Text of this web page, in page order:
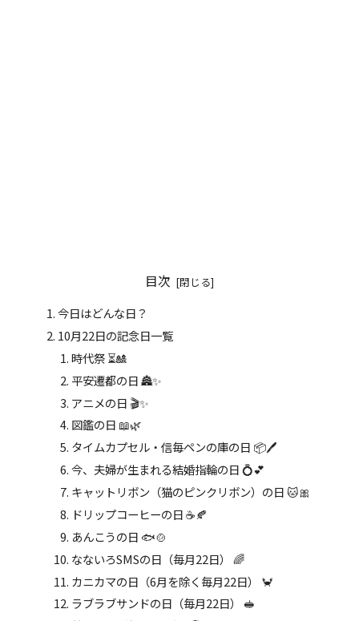
目次
今日はどんな日？
10月22日の記念日一覧
時代祭 ⏳🎎
平安遷都の日 🏯✨
アニメの日 🎬✨
図鑑の日 📖🌿
タイムカプセル・信毎ペンの庫の日 📦🖊️
今、夫婦が生まれる結婚指輪の日 💍💕
キャットリボン（猫のピンクリボン）の日 🐱🎀
ドリップコーヒーの日 ☕🍂
あんこうの日 🐟🍲
なないろSMSの日（毎月22日） 🌈
カニカマの日（6月を除く毎月22日） 🦀
ラブラブサンドの日（毎月22日） 🥪